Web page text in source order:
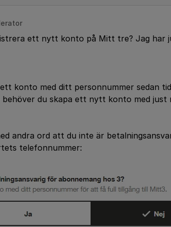
ett nytt konto på Mitt tre? Jag har
konto med ditt personnummer sedan
behöver du skapa ett nytt konto med
andra ord att du inte är
telefonnummer: